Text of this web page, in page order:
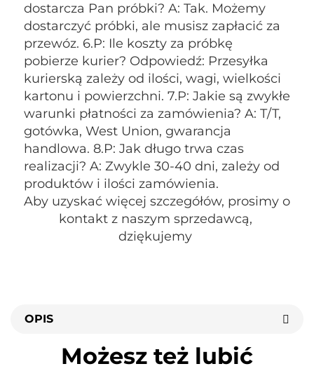
dostarcza Pan próbki? A: Tak. Możemy
dostarczyć próbki, ale musisz zapłacić za
przewóz. 6.P: Ile koszty za próbkę
pobierze kurier? Odpowiedź: Przesyłka
kurierską zależy od ilości, wagi, wielkości
kartonu i powierzchni. 7.P: Jakie są zwykłe
warunki płatności za zamówienia? A: T/T,
gotówka, West Union, gwarancja
handlowa. 8.P: Jak długo trwa czas
realizacji? A: Zwykle 30-40 dni, zależy od
produktów i ilości zamówienia.
Aby uzyskać więcej szczegółów, prosimy o
kontakt z naszym sprzedawcą,
dziękujemy
OPIS
Możesz też lubić